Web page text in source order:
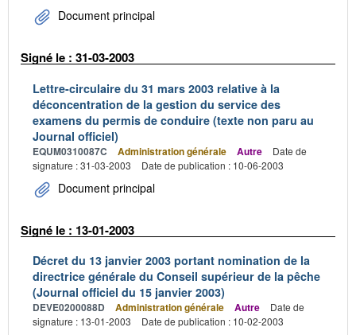
Document principal
Signé le : 31-03-2003
Lettre-circulaire du 31 mars 2003 relative à la
déconcentration de la gestion du service des
examens du permis de conduire (texte non paru au
Journal officiel)
EQUM0310087C Administration générale Autre
Date de
signature : 31-03-2003
Date de publication : 10-06-2003
Document principal
Signé le : 13-01-2003
Décret du 13 janvier 2003 portant nomination de la
directrice générale du Conseil supérieur de la pêche
(Journal officiel du 15 janvier 2003)
DEVE0200088D Administration générale Autre
Date de
signature : 13-01-2003
Date de publication : 10-02-2003